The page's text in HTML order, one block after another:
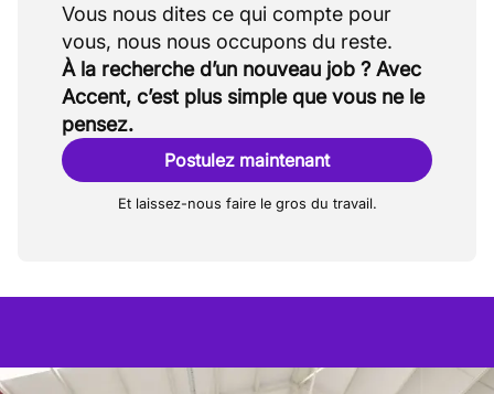
Vous nous dites ce qui compte pour
À la recherche d’un nouveau job ? Avec
Accent, c’est plus simple que vous ne le
pensez.
Postulez maintenant
Et laissez-nous faire le gros du travail.